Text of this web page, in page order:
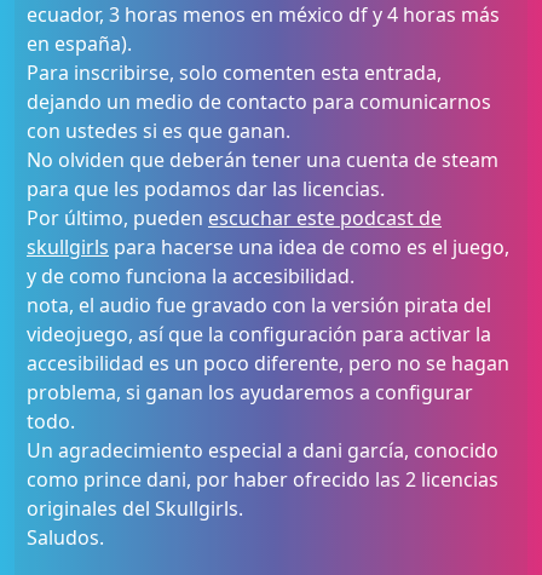
ecuador, 3 horas menos en méxico df y 4 horas más
en españa).
Para inscribirse, solo comenten esta entrada,
dejando un medio de contacto para comunicarnos
con ustedes si es que ganan.
No olviden que deberán tener una cuenta de steam
para que les podamos dar las licencias.
Por último, pueden escuchar este podcast de
skullgirls para hacerse una idea de como es el juego,
y de como funciona la accesibilidad.
nota, el audio fue gravado con la versión pirata del
videojuego, así que la configuración para activar la
accesibilidad es un poco diferente, pero no se hagan
problema, si ganan los ayudaremos a configurar
todo.
Un agradecimiento especial a dani garcía, conocido
como prince dani, por haber ofrecido las 2 licencias
originales del Skullgirls.
Saludos.